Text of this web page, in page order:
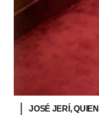
JOSÉ JERÍ,